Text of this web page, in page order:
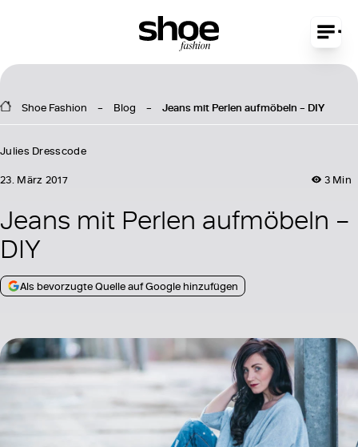
Shoe Fashion Blog Jeans mit Perlen aufmöbeln – DIY
Julies Dresscode
3 Min
23. März 2017
Jeans mit Perlen aufmöbeln –
DIY
Als bevorzugte Quelle auf Google hinzufügen